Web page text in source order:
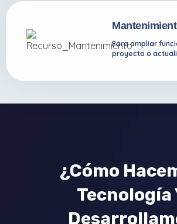
Para ampliar
proyecto o
¿Cómo
Tecnología